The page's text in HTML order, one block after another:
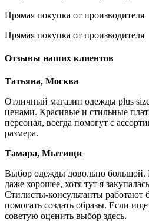
Прямая покупка от производителя
Прямая покупка от производителя
Отзывы наших клиентов
Татьяна, Москва
Отличный магазин одежды plus
ценами. Красивые и стильные
персонал, всегда помогут с
размера.
Тамара, Мытищи
Выбор одежды довольно большой.
даже хорошее, хотя тут я
Стилисты-консультанты работают
помогать создать образы. Если
советую оценить выбор здесь.